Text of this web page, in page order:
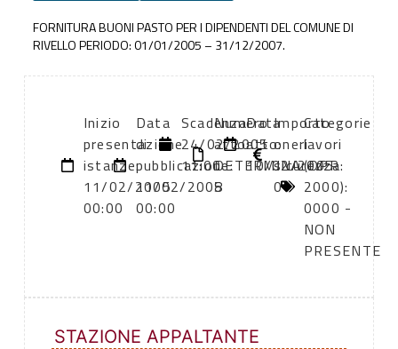
FORNITURA BUONI PASTO PER I DIPENDENTI DEL COMUNE DI
RIVELLO PERIODO: 01/01/2005 – 31/12/2007.
Inizio
presentazione
istanze:
11/02/2005
00:00
Data
di
pubblicazione:
11/02/2005
00:00
Scadenza:
24/02/2005
11:00
Numero
atto:
DETERMINA
8
Data
atto:
10/02/2005
Importo
oneri
sicurezza:
0
Categorie
lavori
(DPR
2000):
0000 -
NON
PRESENTE
STAZIONE APPALTANTE